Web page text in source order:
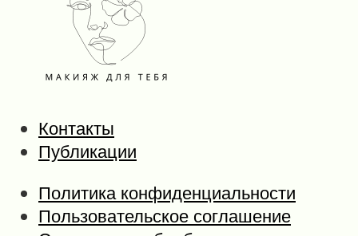
Контакты
Публикации
Политика конфиденциальности
Пользовательское соглашение